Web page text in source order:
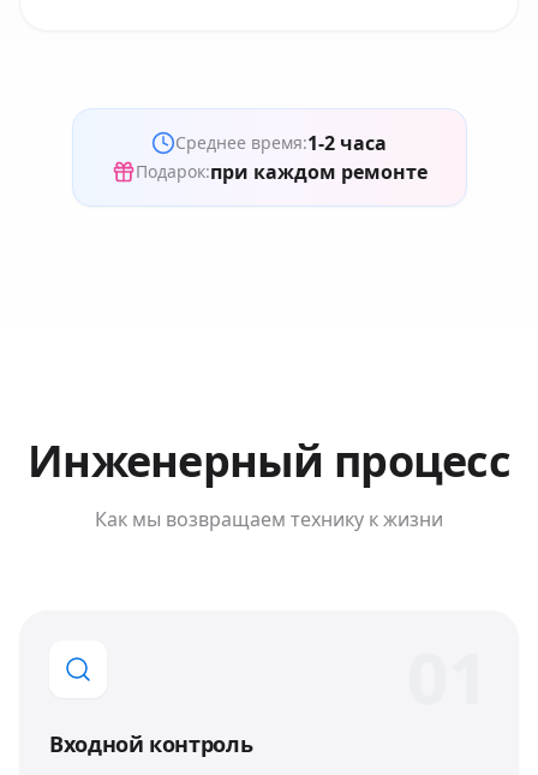
Среднее время:1-2 часа
Подарок:при каждом ремонте
Инженерный процесс
Как мы возвращаем технику к жизни
Входной контроль